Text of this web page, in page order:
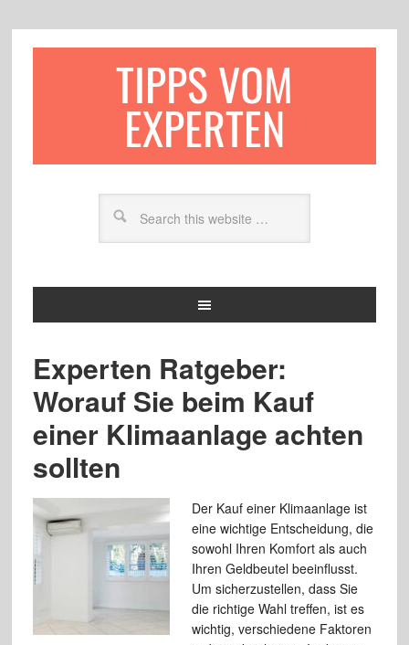
TIPPS VOM
EXPERTEN
Experten Ratgeber:
Worauf Sie beim Kauf
einer Klimaanlage achten
sollten
Der Kauf einer Klimaanlage ist
eine wichtige Entscheidung, die
sowohl Ihren Komfort als auch
Ihren Geldbeutel beeinflusst.
Um sicherzustellen, dass Sie
die richtige Wahl treffen, ist es
wichtig, verschiedene Faktoren